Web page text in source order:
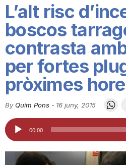
C
i
u
t
L’alt risc
boscos
contrasta
per fortes
pròximes
By Quim Pons - 16 juny, 2015
Reproductor
d'àudio
00:00